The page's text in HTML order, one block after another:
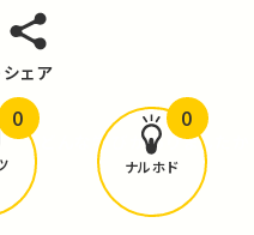
シェア
どんな学びがありましたか？
0
ナルホド
0